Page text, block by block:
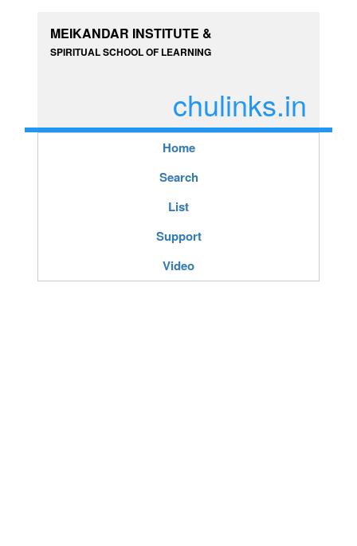
MEIKANDAR INSTITUTE &
SPIRITUAL SCHOOL OF LEARNING
chulinks.in
Home
Search
List
Support
Video